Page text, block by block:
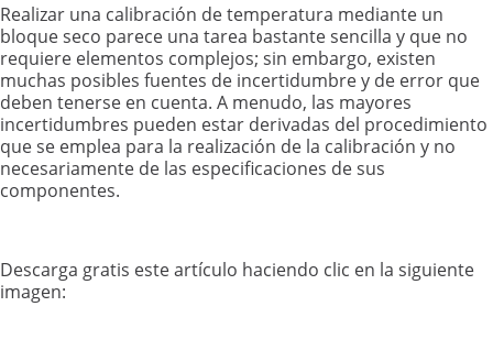
Realizar una calibración de temperatura mediante un
bloque seco parece una tarea bastante sencilla y que no
requiere elementos complejos; sin embargo, existen
muchas posibles fuentes de incertidumbre y de error que
deben tenerse en cuenta. A menudo, las mayores
incertidumbres pueden estar derivadas del procedimiento
que se emplea para la realización de la calibración y no
necesariamente de las especificaciones de sus
componentes.
Descarga gratis este artículo haciendo clic en la siguiente
imagen: